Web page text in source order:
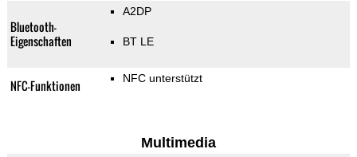
Bluetooth-
Eigenschaften
A2DP
BT LE
NFC-Funktionen NFC unterstützt
Multimedia